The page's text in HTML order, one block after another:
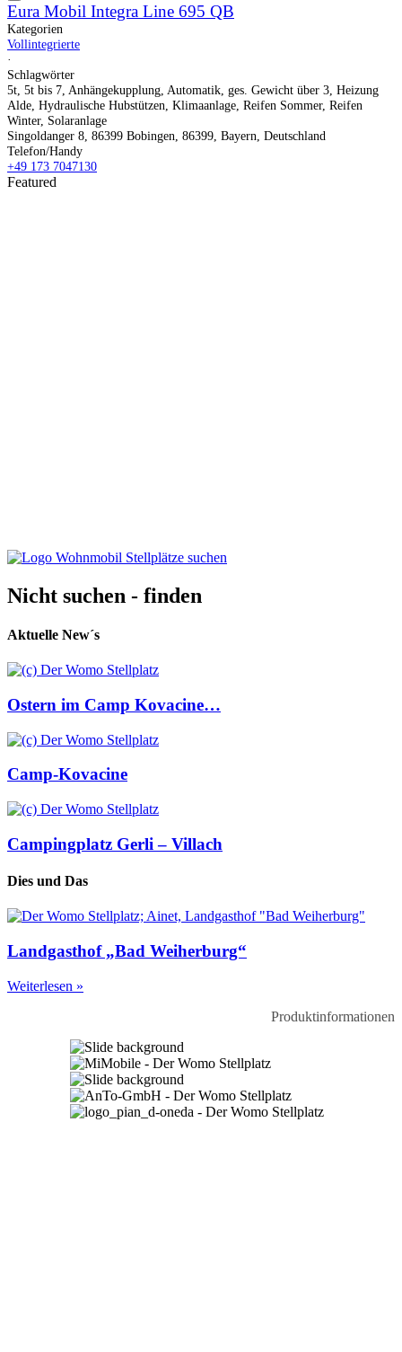
Eura Mobil Integra Line 695 QB
Kategorien
Vollintegrierte
·
Schlagwörter
5t 5t bis 7 Anhängekupplung Automatik ges. Gewicht über 3 Heizung
Alde Hydraulische Hubstützen Klimaanlage Reifen Sommer, Reifen
Winter, Solaranlage
Singoldanger 8, 86399 Bobingen, 86399, Bayern, Deutschland
Telefon/Handy
+49 173 7047130
Featured
Nicht suchen - finden
Aktuelle New´s
Ostern im Camp Kovacine…
Camp-Kovacine
Campingplatz Gerli – Villach
Dies und Das
Landgasthof „Bad Weiherburg“
Weiterlesen »
Produktinformationen